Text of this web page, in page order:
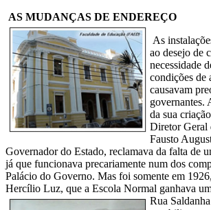
AS MUDANÇAS DE ENDEREÇO
As
ao desejo de
necessidade
condições de
causavam
governantes.
da sua
Diretor Geral
Fausto
Governador do Estado, reclamava da falta de
já que funcionava precariamente num dos
Palácio do Governo. Mas foi somente em
Hercílio Luz, que a Escola Normal ganhava
Rua